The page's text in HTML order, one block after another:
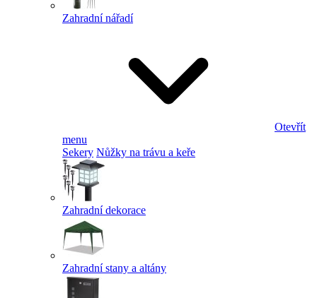
Zahradní nářadí
Otevřít
menu
Sekery Nůžky na trávu a keře
Zahradní dekorace
Zahradní stany a altány